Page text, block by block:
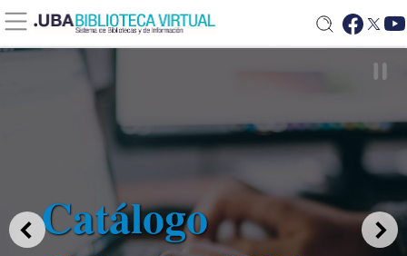
Catálogo